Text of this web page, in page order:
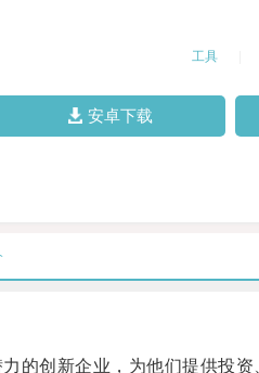
工具
安卓下载
创新企业，为他们提供投资